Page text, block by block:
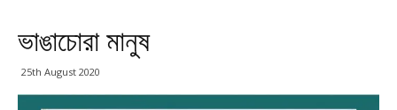
ভাঙাচোরা মানুষ
25th August 2020